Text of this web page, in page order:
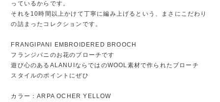
っているからです。
それを10時間以上かけて丁寧に編み上げるという、まさにこだわり
の詰まったコレクションです。
FRANGIPANI EMBROIDERED BROOCH
フランジパニのお花のブローチです
遊び心のあるALANUIならではのWOOL素材で作られたブローチ
スタイルのポイントにぜひ
カラー：ARPA OCHER YELLOW